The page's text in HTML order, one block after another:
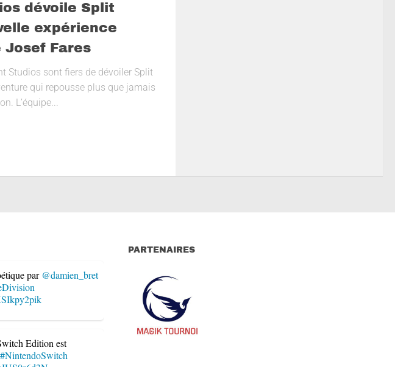
dévoile Split
expérience
Fares
Studios sont fiers de dévoiler Split
qui repousse plus que jamais
L’équipe...
par @damien_bret
Edition est
#NintendoSwitch
PARTENAIRES